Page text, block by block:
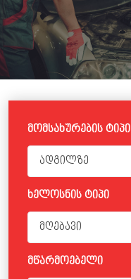
მომსახურების ტიპი
ადგილზე
ხელოსნის ტიპი
მღებავი
მწარმოებელი